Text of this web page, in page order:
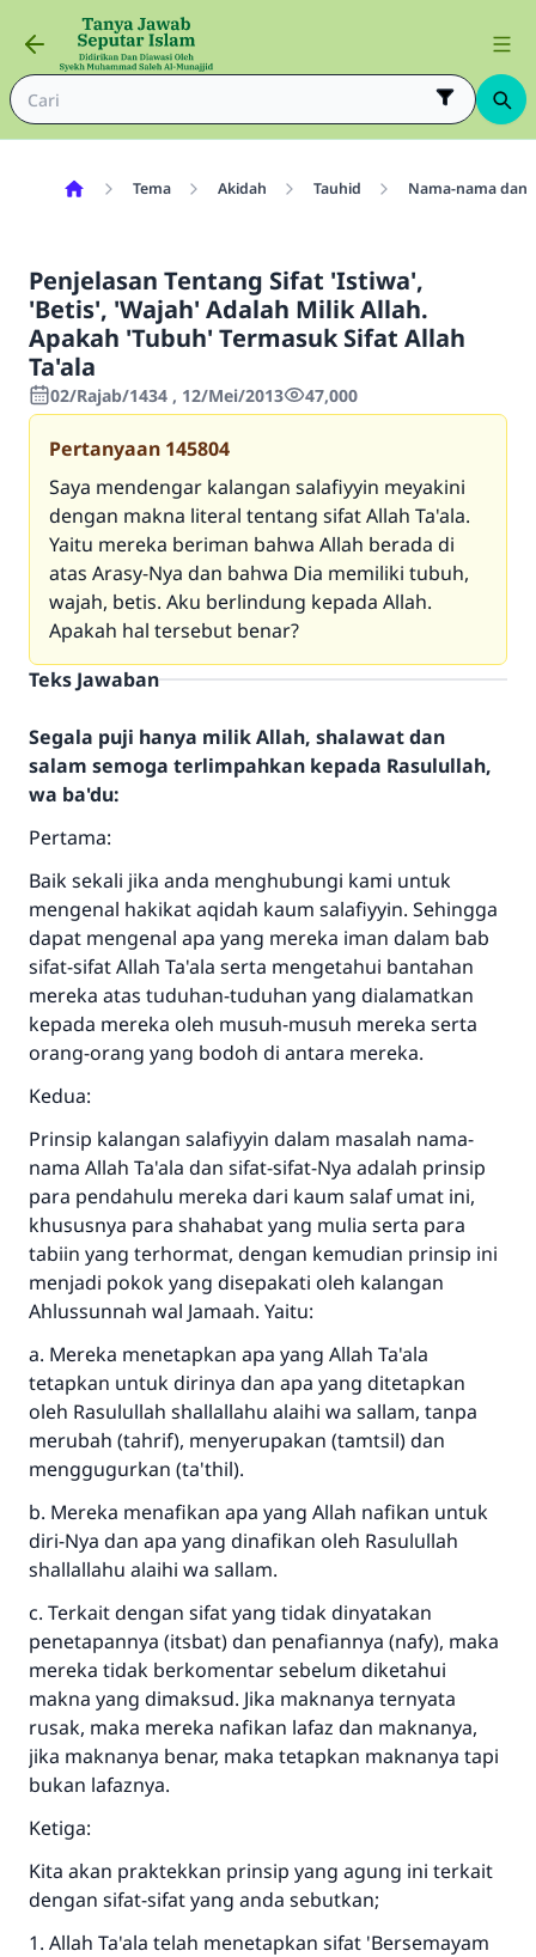
Tema Akidah Tauhid Nama-nama dan
Penjelasan Tentang Sifat 'Istiwa',
'Betis', 'Wajah' Adalah Milik Allah.
Apakah 'Tubuh' Termasuk Sifat Allah
Ta'ala
02/Rajab/1434 , 12/Mei/2013 47,000
Pertanyaan 145804
Saya mendengar kalangan salafiyyin meyakini
dengan makna literal tentang sifat Allah Ta'ala.
Yaitu mereka beriman bahwa Allah berada di
atas Arasy-Nya dan bahwa Dia memiliki tubuh,
wajah, betis. Aku berlindung kepada Allah.
Apakah hal tersebut benar?
Teks Jawaban
Segala puji hanya milik Allah, shalawat dan
salam semoga terlimpahkan kepada Rasulullah,
wa ba'du:
Pertama:
Baik sekali jika anda menghubungi kami untuk
mengenal hakikat aqidah kaum salafiyyin. Sehingga
dapat mengenal apa yang mereka iman dalam bab
sifat-sifat Allah Ta'ala serta mengetahui bantahan
mereka atas tuduhan-tuduhan yang dialamatkan
kepada mereka oleh musuh-musuh mereka serta
orang-orang yang bodoh di antara mereka.
Kedua:
Prinsip kalangan salafiyyin dalam masalah nama-
nama Allah Ta'ala dan sifat-sifat-Nya adalah prinsip
para pendahulu mereka dari kaum salaf umat ini,
khususnya para shahabat yang mulia serta para
tabiin yang terhormat, dengan kemudian prinsip ini
menjadi pokok yang disepakati oleh kalangan
Ahlussunnah wal Jamaah. Yaitu:
a. Mereka menetapkan apa yang Allah Ta'ala
tetapkan untuk dirinya dan apa yang ditetapkan
oleh Rasulullah shallallahu alaihi wa sallam, tanpa
merubah (tahrif), menyerupakan (tamtsil) dan
menggugurkan (ta'thil).
b. Mereka menafikan apa yang Allah nafikan untuk
diri-Nya dan apa yang dinafikan oleh Rasulullah
shallallahu alaihi wa sallam.
c. Terkait dengan sifat yang tidak dinyatakan
penetapannya (itsbat) dan penafiannya (nafy), maka
mereka tidak berkomentar sebelum diketahui
makna yang dimaksud. Jika maknanya ternyata
rusak, maka mereka nafikan lafaz dan maknanya,
jika maknanya benar, maka tetapkan maknanya tapi
bukan lafaznya.
Ketiga:
Kita akan praktekkan prinsip yang agung ini terkait
dengan sifat-sifat yang anda sebutkan;
1. Allah Ta'ala telah menetapkan sifat 'Bersemayam